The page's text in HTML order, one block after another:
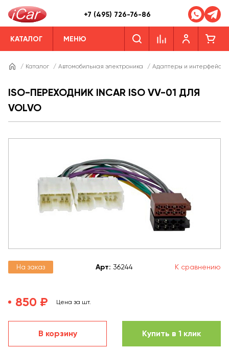
+7 (495) 726-76-86
КАТАЛОГ МЕНЮ
/ Каталог / Автомобильная электроника / Адаптеры и интерфейсы
ISO-ПЕРЕХОДНИК INCAR ISO VV-01 ДЛЯ
VOLVO
На заказ Арт: 36244 К сравнению
850 ₽ Цена за шт.
В корзину Купить в 1 клик